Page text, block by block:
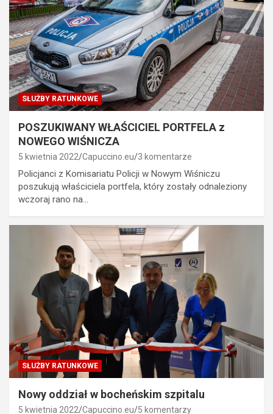
SŁUŻBY RATUNKOWE
POSZUKIWANY WŁAŚCICIEL PORTFELA z
NOWEGO WIŚNICZA
5 kwietnia 2022 Capuccino.eu 3 komentarze
Policjanci z Komisariatu Policji w Nowym Wiśniczu
poszukują właściciela portfela, który zostały odnaleziony
wczoraj rano na…
SŁUŻBY RATUNKOWE
Nowy oddział w bocheńskim szpitalu
5 kwietnia 2022 Capuccino.eu 5 komentarzy